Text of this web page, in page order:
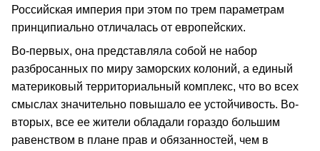
Российская империя при этом по трем параметрам
принципиально отличалась от европейских.
Во-первых, она представляла собой не набор
разбросанных по миру заморских колоний, а единый
материковый территориальный комплекс, что во всех
смыслах значительно повышало ее устойчивость. Во-
вторых, все ее жители обладали гораздо большим
равенством в плане прав и обязанностей, чем в